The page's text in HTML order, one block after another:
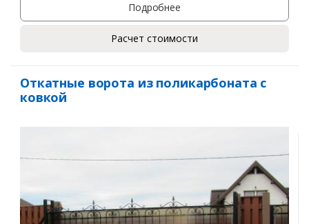
Подробнее
Расчет стоимости
Откатные ворота из поликарбоната с
ковкой